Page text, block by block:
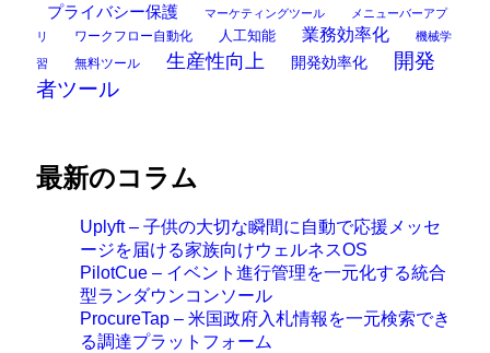
プライバシー保護 マーケティングツール
メニューバーアプ
リ
ワークフロー自動化 人工知能 業務効率化 機械学
習 無料ツール 生産性向上 開発効率化
開発
者ツール
最新のコラム
Uplyft – 子供の大切な瞬間に自動で応援メッセ
ージを届ける家族向けウェルネスOS
PilotCue – イベント進行管理を一元化する統合
型ランダウンコンソール
ProcureTap – 米国政府入札情報を一元検索でき
る調達プラットフォーム